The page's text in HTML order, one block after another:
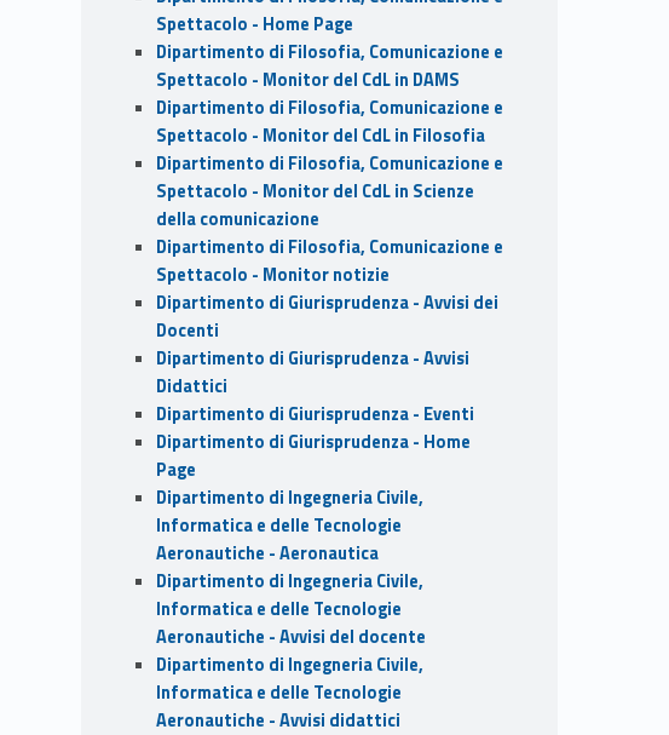
Spettacolo - Home Page
Dipartimento di Filosofia, Comunicazione e
Spettacolo - Monitor del CdL in DAMS
Dipartimento di Filosofia, Comunicazione e
Spettacolo - Monitor del CdL in Filosofia
Dipartimento di Filosofia, Comunicazione e
Spettacolo - Monitor del CdL in Scienze
della comunicazione
Dipartimento di Filosofia, Comunicazione e
Spettacolo - Monitor notizie
Dipartimento di Giurisprudenza - Avvisi dei
Docenti
Dipartimento di Giurisprudenza - Avvisi
Didattici
Dipartimento di Giurisprudenza - Eventi
Dipartimento di Giurisprudenza - Home
Page
Dipartimento di Ingegneria Civile,
Informatica e delle Tecnologie
Aeronautiche - Aeronautica
Dipartimento di Ingegneria Civile,
Informatica e delle Tecnologie
Aeronautiche - Avvisi del docente
Dipartimento di Ingegneria Civile,
Informatica e delle Tecnologie
Aeronautiche - Avvisi didattici